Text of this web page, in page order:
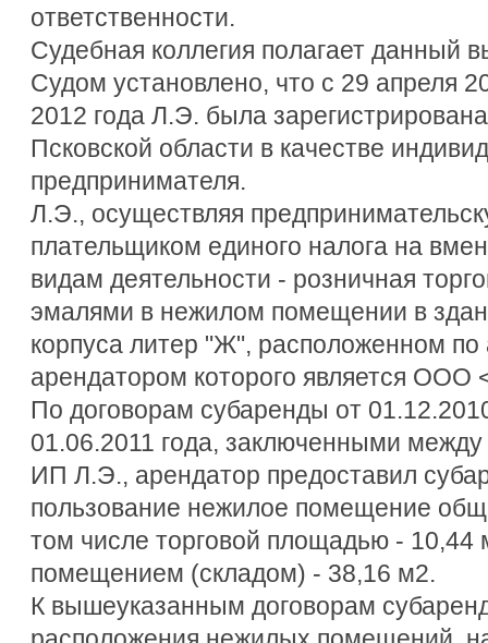
ответственности.
Судебная коллегия полагает данный
Судом установлено, что с 29 апреля
2012 года Л.Э. была
Псковской области в качестве
предпринимателя.
Л.Э., осуществляя
плательщиком единого налога на
видам деятельности - розничная
эмалями в нежилом помещении в
корпуса литер "Ж", расположенном по
арендатором которого является ООО
По договорам субаренды от
01.06.2011 года, заключенными
ИП Л.Э., арендатор предоставил
пользование нежилое помещение
том числе торговой площадью -
помещением (складом) - 38,16 м2.
К вышеуказанным договорам